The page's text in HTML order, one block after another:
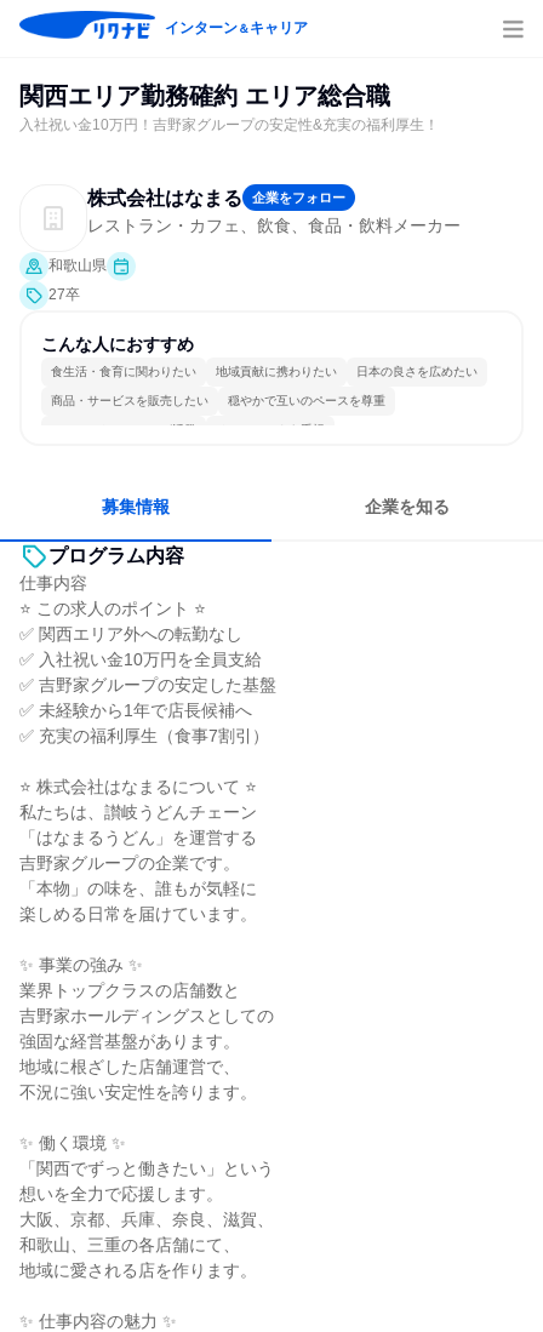
インターン＆キャリア
関西エリア勤務確約 エリア総合職
入社祝い金10万円！吉野家グループの安定性&充実の福利厚生！
株式会社はなまる 企業をフォロー
レストラン・カフェ、飲食、食品・飲料メーカー
和歌山県
27卒
こんな人におすすめ
食生活・食育に関わりたい 地域貢献に携わりたい 日本の良さを広めたい
商品・サービスを販売したい 穏やかで互いのペースを尊重
コミュニケーションが活発 チームワークを重視
募集情報 企業を知る
プログラム内容
仕事内容
⭐ この求人のポイント ⭐
✅ 関西エリア外への転勤なし
✅ 入社祝い金10万円を全員支給
✅ 吉野家グループの安定した基盤
✅ 未経験から1年で店長候補へ
✅ 充実の福利厚生（食事7割引）
⭐ 株式会社はなまるについて ⭐
私たちは、讃岐うどんチェーン
「はなまるうどん」を運営する
吉野家グループの企業です。
「本物」の味を、誰もが気軽に
楽しめる日常を届けています。
✨ 事業の強み ✨
業界トップクラスの店舗数と
吉野家ホールディングスとしての
強固な経営基盤があります。
地域に根ざした店舗運営で、
不況に強い安定性を誇ります。
✨ 働く環境 ✨
「関西でずっと働きたい」という
想いを全力で応援します。
大阪、京都、兵庫、奈良、滋賀、
和歌山、三重の各店舗にて、
地域に愛される店を作ります。
✨ 仕事内容の魅力 ✨